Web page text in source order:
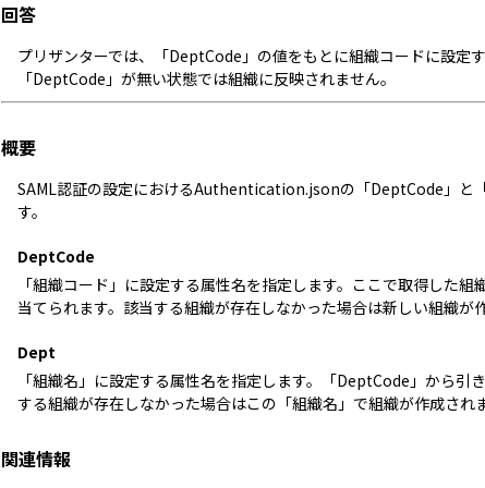
回答
プリザンターでは、「DeptCode」の値をもとに組織コードに設定
「DeptCode」が無い状態では組織に反映されません。
概要
SAML認証の設定におけるAuthentication.jsonの「DeptCode」と
す。
DeptCode
「組織コード」に設定する属性名を指定します。ここで取得した組
当てられます。該当する組織が存在しなかった場合は新しい組織が
Dept
「組織名」に設定する属性名を指定します。「DeptCode」から引
する組織が存在しなかった場合はこの「組織名」で組織が作成されま
関連情報